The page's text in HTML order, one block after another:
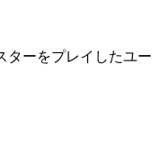
ターをプレイしたユー